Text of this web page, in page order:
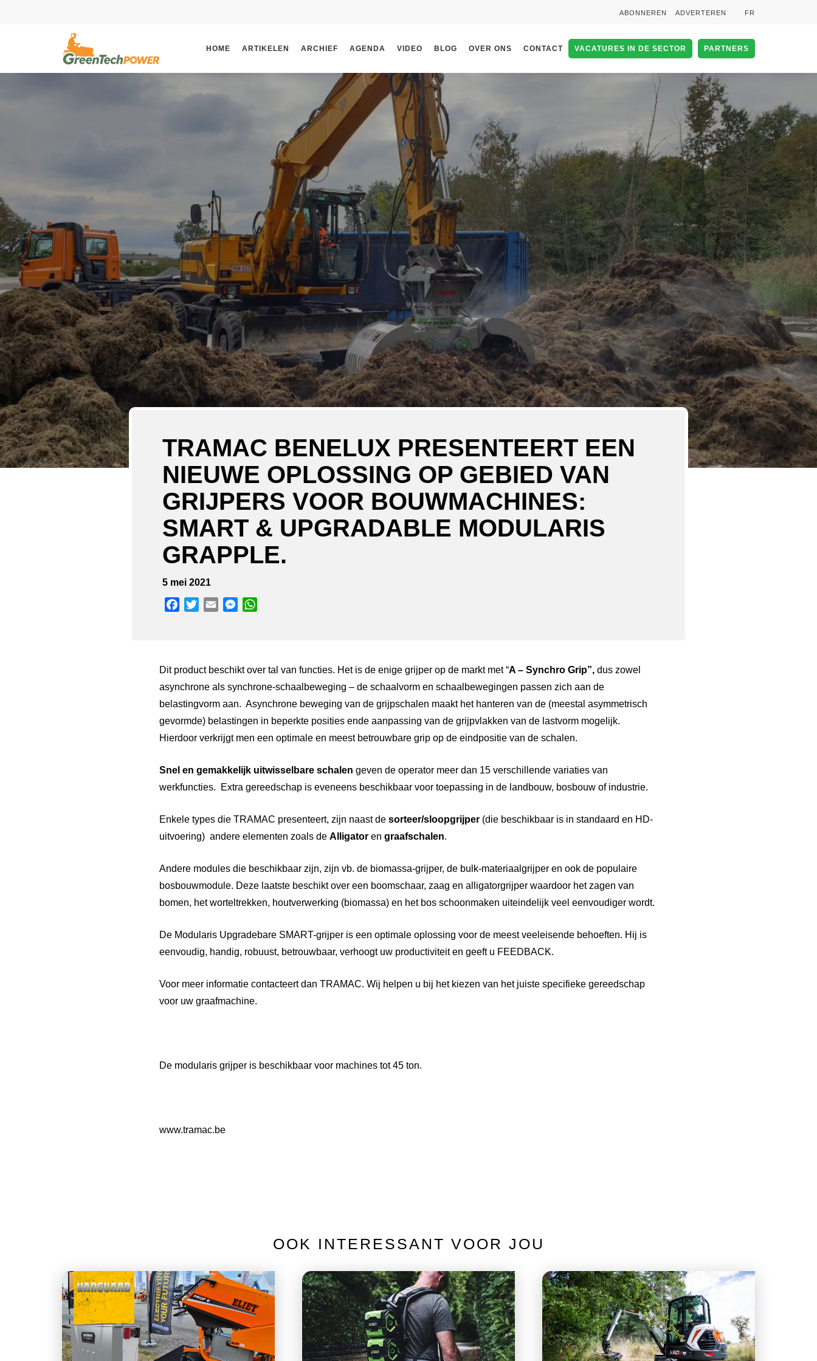
ABONNEREN ADVERTEREN FR
HOME ARTIKELEN ARCHIEF AGENDA VIDEO BLOG OVER ONS CONTACT VACATURES IN DE SECTOR PARTNERS
TRAMAC BENELUX PRESENTEERT EEN
NIEUWE OPLOSSING OP GEBIED VAN
GRIJPERS VOOR BOUWMACHINES:
SMART & UPGRADABLE MODULARIS
GRAPPLE.
5 mei 2021
Facebook
TwitterEmail Messenger
Dit product beschikt over tal van functies. Het is de enige grijper op de markt met “A – Synchro Grip”, dus zowel
asynchrone als synchrone-schaalbeweging – de schaalvorm en schaalbewegingen passen zich aan de
belastingvorm aan. Asynchrone beweging van de grijpschalen maakt het hanteren van de (meestal asymmetrisch
gevormde) belastingen in beperkte posities ende aanpassing van de grijpvlakken van de lastvorm mogelijk.
Hierdoor verkrijgt men een optimale en meest betrouwbare grip op de eindpositie van de schalen.
Snel en gemakkelijk uitwisselbare schalen geven de operator meer dan 15 verschillende variaties van
werkfuncties. Extra gereedschap is eveneens beschikbaar voor toepassing in de landbouw, bosbouw of industrie.
Enkele types die TRAMAC presenteert, zijn naast de sorteer/sloopgrijper (die beschikbaar is in standaard en HD-
uitvoering) andere elementen zoals de Alligator en graafschalen.
Andere modules die beschikbaar zijn, zijn vb. de biomassa-grijper, de bulk-materiaalgrijper en ook de populaire
bosbouwmodule. Deze laatste beschikt over een boomschaar, zaag en alligatorgrijper waardoor het zagen van
bomen, het worteltrekken, houtverwerking (biomassa) en het bos schoonmaken uiteindelijk veel eenvoudiger wordt.
De Modularis Upgradebare SMART-grijper is een optimale oplossing voor de meest veeleisende behoeften. Hij is
eenvoudig, handig, robuust, betrouwbaar, verhoogt uw productiviteit en geeft u FEEDBACK.
Voor meer informatie contacteert dan TRAMAC. Wij helpen u bij het kiezen van het juiste specifieke gereedschap
voor uw graafmachine.
De modularis grijper is beschikbaar voor machines tot 45 ton.
www.tramac.be
OOK INTERESSANT VOOR JOU